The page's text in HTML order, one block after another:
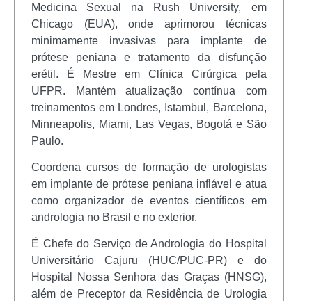
Medicina Sexual na Rush University, em
Chicago (EUA), onde aprimorou técnicas
minimamente invasivas para implante de
prótese peniana e tratamento da disfunção
erétil. É Mestre em Clínica Cirúrgica pela
UFPR. Mantém atualização contínua com
treinamentos em Londres, Istambul, Barcelona,
Minneapolis, Miami, Las Vegas, Bogotá e São
Paulo.
Coordena cursos de formação de urologistas
em implante de prótese peniana inflável e atua
como organizador de eventos científicos em
andrologia no Brasil e no exterior.
É Chefe do Serviço de Andrologia do Hospital
Universitário Cajuru (HUC/PUC-PR) e do
Hospital Nossa Senhora das Graças (HNSG),
além de Preceptor da Residência de Urologia